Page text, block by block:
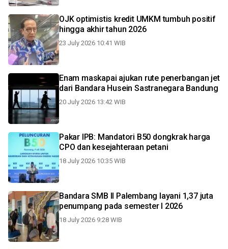
OJK optimistis kredit UMKM tumbuh positif
hingga akhir tahun 2026
23 July 2026 10:41 WIB
Enam maskapai ajukan rute penerbangan jet
dari Bandara Husein Sastranegara Bandung
20 July 2026 13:42 WIB
Pakar IPB: Mandatori B50 dongkrak harga
CPO dan kesejahteraan petani
18 July 2026 10:35 WIB
Bandara SMB II Palembang layani 1,37 juta
penumpang pada semester I 2026
18 July 2026 9:28 WIB